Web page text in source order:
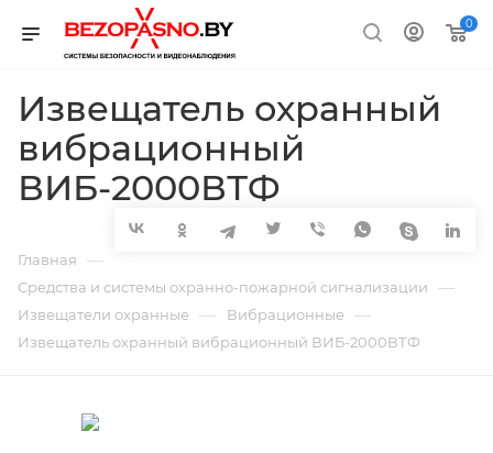
0
Извещатель охранный
вибрационный
ВИБ-2000ВТФ
Главная —
Средства и системы охранно-пожарной сигнализации —
Извещатели охранные — Вибрационные —
Извещатель охранный вибрационный ВИБ-2000ВТФ